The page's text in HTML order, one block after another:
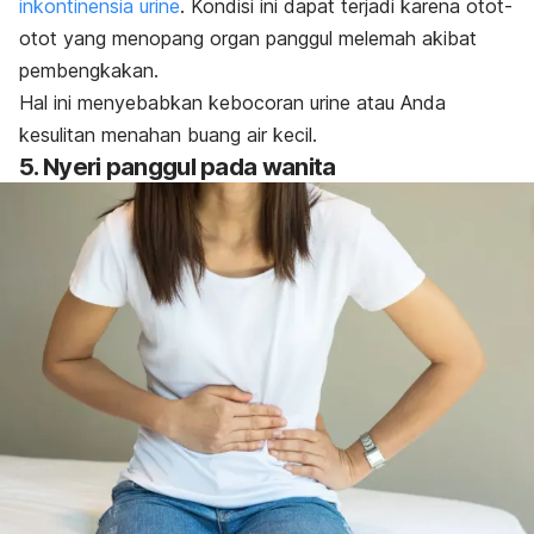
inkontinensia urine. Kondisi ini dapat terjadi karena otot-
otot yang menopang organ panggul melemah akibat
pembengkakan.
Hal ini menyebabkan kebocoran urine atau Anda
kesulitan menahan buang air kecil.
5. Nyeri panggul pada wanita